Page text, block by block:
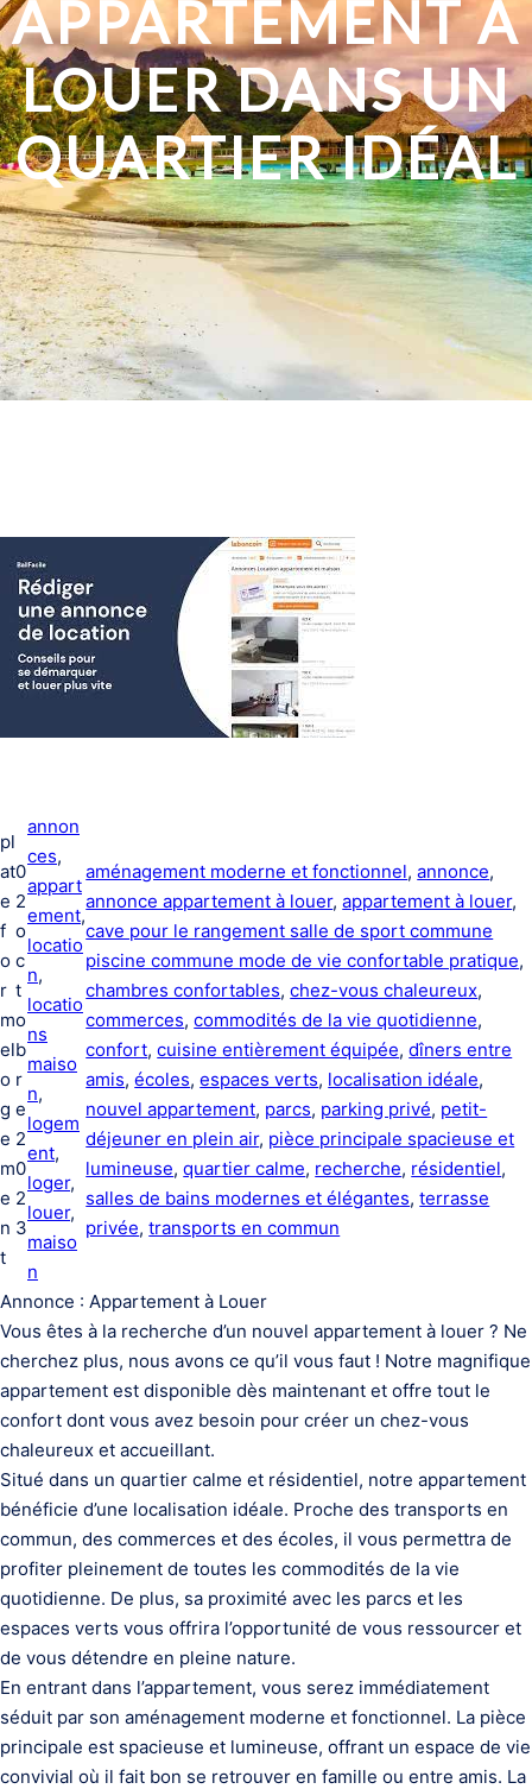
APPARTEMENT À
LOUER DANS UN
QUARTIER IDÉAL
pl
at
e
f
o
r
m
el
o
g
e
m
e
n
t
0
2
o
c
t
o
b
r
e
2
0
2
3
annon
ces
appart
ement ,
locatio
n
locatio
ns
maiso
n
logem
ent
loger
louer
maiso
n
aménagement moderne et fonctionnel, annonce
annonce appartement à louer, appartement à louer
cave pour le rangement salle de sport commune
piscine commune mode de vie confortable pratique
chambres confortables, chez-vous chaleureux
commerces, commodités de la vie quotidienne
confort, cuisine entièrement équipée, dîners entre
amis, écoles, espaces verts, localisation idéale
nouvel appartement, parcs, parking privé, petit-
déjeuner en plein air, pièce principale spacieuse et
lumineuse, quartier calme, recherche, résidentiel
salles de bains modernes et élégantes, terrasse
privée, transports en commun
Annonce : Appartement à Louer
Vous êtes à la recherche d’un nouvel appartement à louer ? Ne
cherchez plus, nous avons ce qu’il vous faut ! Notre magnifique
appartement est disponible dès maintenant et offre tout le
confort dont vous avez besoin pour créer un chez-vous
chaleureux et accueillant.
Situé dans un quartier calme et résidentiel, notre appartement
bénéficie d’une localisation idéale. Proche des transports en
commun, des commerces et des écoles, il vous permettra de
profiter pleinement de toutes les commodités de la vie
quotidienne. De plus, sa proximité avec les parcs et les
espaces verts vous offrira l’opportunité de vous ressourcer et
de vous détendre en pleine nature.
En entrant dans l’appartement, vous serez immédiatement
séduit par son aménagement moderne et fonctionnel. La pièce
principale est spacieuse et lumineuse, offrant un espace de vie
convivial où il fait bon se retrouver en famille ou entre amis. La